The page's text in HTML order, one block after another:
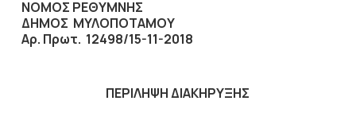
ΝΟΜΟΣ ΡΕΘΥΜΝΗΣ
ΔΗΜΟΣ ΜΥΛΟΠΟΤΑΜΟΥ
Αρ. Πρωτ. 12498/15-11-2018
ΠΕΡΙΛΗΨΗ ΔΙΑΚΗΡΥΞΗΣ